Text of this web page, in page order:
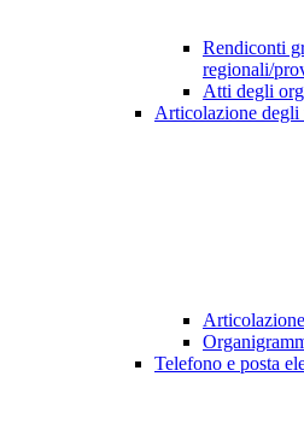
Rendiconti
regionali/
Atti degli
Articolazione
Telefono e posta